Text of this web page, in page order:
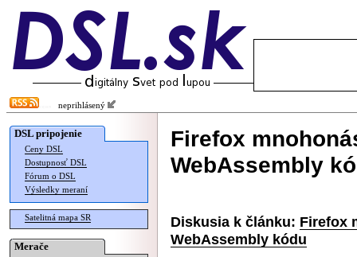
neprihlásený
DSL pripojenie
Ceny DSL
Dostupnosť DSL
Fórum o DSL
Výsledky meraní
Satelitná mapa SR
Merače
Firefox
WebAssembly
Diskusia k článku: Firefox
WebAssembly kódu